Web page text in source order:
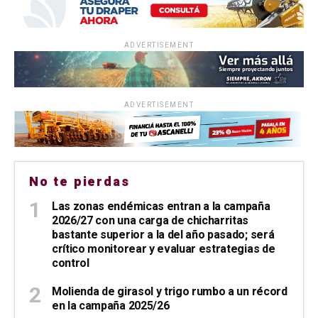
ADVERTISEMENT
ADVERTISEMENT
No te pierdas
Las zonas endémicas entran a la campaña
2026/27 con una carga de chicharritas
bastante superior a la del año pasado; será
crítico monitorear y evaluar estrategias de
control
Molienda de girasol y trigo rumbo a un récord
en la campaña 2025/26